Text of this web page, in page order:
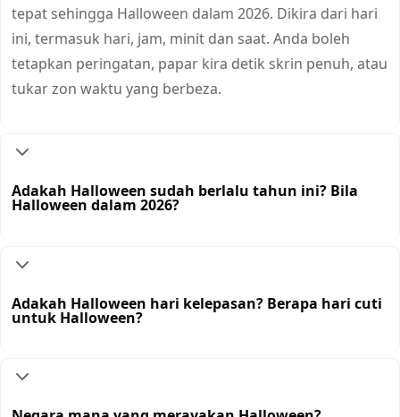
tepat sehingga Halloween dalam 2026. Dikira dari hari
ini, termasuk hari, jam, minit dan saat. Anda boleh
tetapkan peringatan, papar kira detik skrin penuh, atau
tukar zon waktu yang berbeza.
Adakah Halloween sudah berlalu tahun ini? Bila
Halloween dalam 2026?
Adakah Halloween hari kelepasan? Berapa hari cuti
untuk Halloween?